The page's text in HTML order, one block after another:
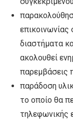
διαστήματα
ακολουθεί
παρεμβάσεις
παράδοση
το οποίο θα
τηλεφωνικής